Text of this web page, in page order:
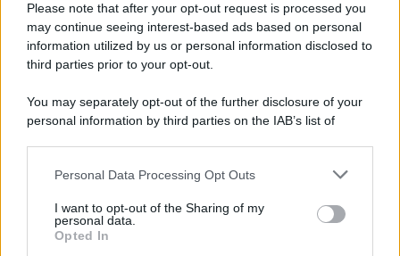
Please note that after your opt-out request is processed you
may continue seeing interest-based ads based on personal
information utilized by us or personal information disclosed to
third parties prior to your opt-out.
You may separately opt-out of the further disclosure of your
personal information by third parties on the IAB’s list of
This information may also be disclosed by us to third parties
disclose it to other third parties.
Please note that this website/app uses one or more Google
Personal Data Processing Opt Outs
I want to opt-out of the Sharing of my
personal data.
Opted In